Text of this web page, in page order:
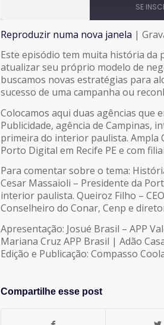
SE
FEED RSS
LINK
INCORPORAR
Reproduzir numa nova janela |
Este episódio tem muita história da
atualizar seu próprio modelo de
buscamos novas estratégias para
sucesso de uma campanha ou
Colocamos aqui duas agências que
Publicidade, agência de Campinas,
primeira do interior paulista. Ampla
Porto Digital em Recife PE e com
Para comentar sobre o tema:
Cesar Massaioli – Presidente da
interior paulista. Queiroz Filho –
Conselheiro do Conar, Cenp e
Apresentação: Josué Brasil – APP
Mariana Cruz APP Brasil | Adão
Edição e Publicação: Compasso
Compartilhe esse post